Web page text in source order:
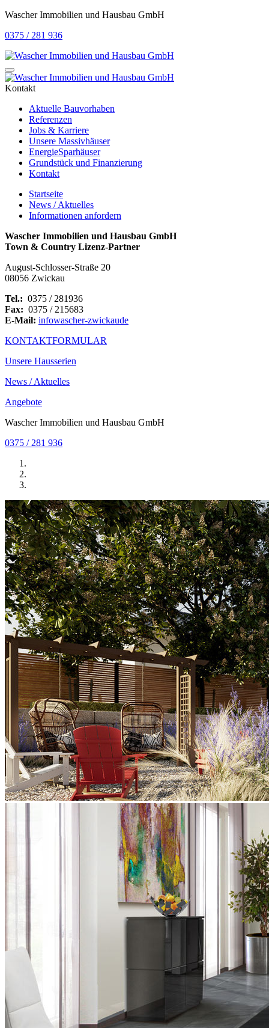
Wascher Immobilien und Hausbau GmbH
0375 / 281 936
Kontakt
Aktuelle Bauvorhaben
Referenzen
Jobs & Karriere
Unsere Massivhäuser
EnergieSparhäuser
Grundstück und Finanzierung
Kontakt
Startseite
News / Aktuelles
Informationen anfordern
Wascher Immobilien und Hausbau GmbH
Town & Country Lizenz-Partner
August-Schlosser-Straße 20
08056 Zwickau
Tel.: 0375 / 281936
Fax: 0375 / 215683
E-Mail: infowascher-zwickaude
KONTAKTFORMULAR
Unsere Hausserien
News / Aktuelles
Angebote
Wascher Immobilien und Hausbau GmbH
0375 / 281 936